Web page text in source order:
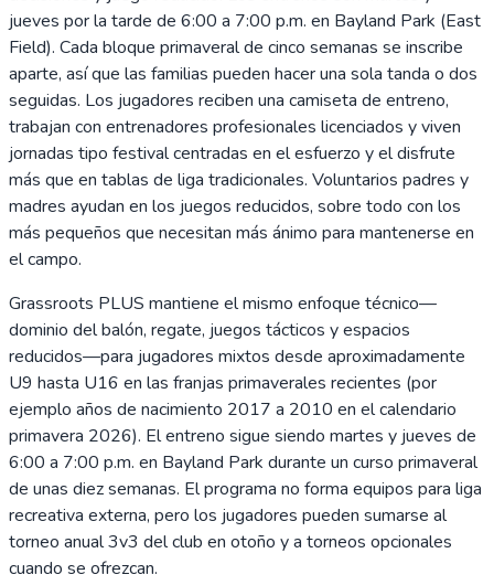
jueves por la tarde de 6:00 a 7:00 p.m. en Bayland Park (East
Field). Cada bloque primaveral de cinco semanas se inscribe
aparte, así que las familias pueden hacer una sola tanda o dos
seguidas. Los jugadores reciben una camiseta de entreno,
trabajan con entrenadores profesionales licenciados y viven
jornadas tipo festival centradas en el esfuerzo y el disfrute
más que en tablas de liga tradicionales. Voluntarios padres y
madres ayudan en los juegos reducidos, sobre todo con los
más pequeños que necesitan más ánimo para mantenerse en
el campo.
Grassroots PLUS mantiene el mismo enfoque técnico—
dominio del balón, regate, juegos tácticos y espacios
reducidos—para jugadores mixtos desde aproximadamente
U9 hasta U16 en las franjas primaverales recientes (por
ejemplo años de nacimiento 2017 a 2010 en el calendario
primavera 2026). El entreno sigue siendo martes y jueves de
6:00 a 7:00 p.m. en Bayland Park durante un curso primaveral
de unas diez semanas. El programa no forma equipos para liga
recreativa externa, pero los jugadores pueden sumarse al
torneo anual 3v3 del club en otoño y a torneos opcionales
cuando se ofrezcan.